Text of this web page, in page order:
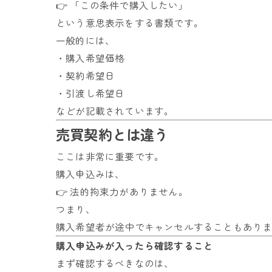
👉 「この条件で購入したい」
という意思表示をする書類です。
一般的には、
・購入希望価格
・契約希望日
・引渡し希望日
などが記載されています。
売買契約とは違う
ここは非常に重要です。
購入申込みは、
👉 法的拘束力がありません。
つまり、
購入希望者が途中でキャンセルすることもあり
購入申込みが入ったら確認すること
まず確認するべきなのは、